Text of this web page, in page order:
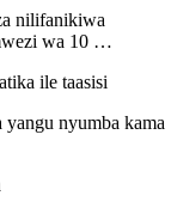
nilifanikiwa
wa 10 …
ile taasisi
nyumba kama